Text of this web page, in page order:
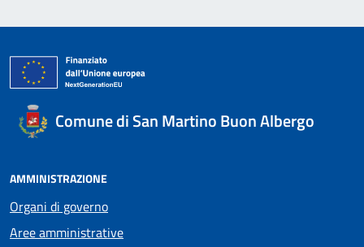
Comune di San Martino Buon Albergo
AMMINISTRAZIONE
Organi di governo
Aree amministrative